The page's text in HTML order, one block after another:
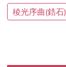
稜光序曲(鋯石